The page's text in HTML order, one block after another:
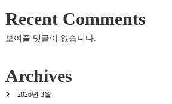
Recent Comments
보여줄 댓글이 없습니다.
Archives
2026년 3월